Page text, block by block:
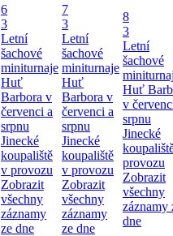
6
3
Letní
šachové
miniturnaje
Huť
Barbora v
červenci a
srpnu
Jinecké
koupaliště
v provozu
Zobrazit
všechny
záznamy
ze dne
7
3
Letní
šachové
miniturnaje
Huť
Barbora v
červenci a
srpnu
Jinecké
koupaliště
v provozu
Zobrazit
všechny
záznamy
ze dne
8
3
Letní
šachové
Huť
v
srpnu
Jinecké
provozu
Zobrazit
všechny
záznamy
dne